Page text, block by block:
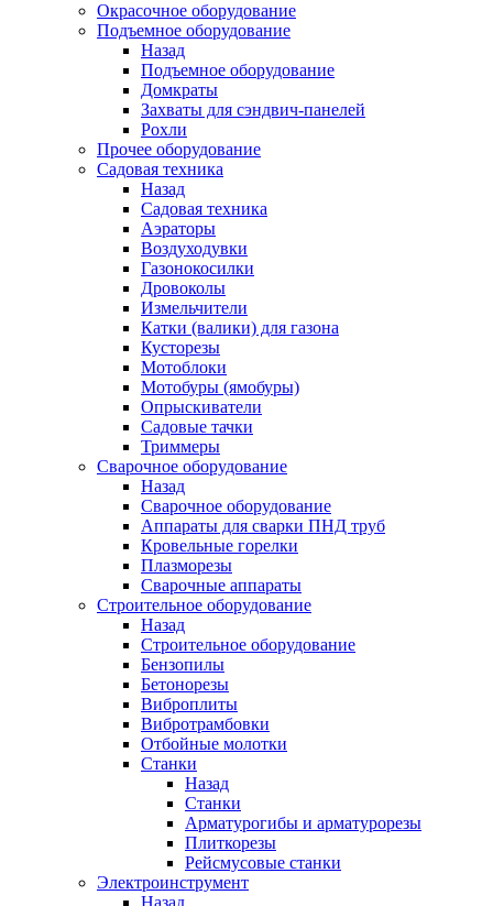
Окрасочное оборудование
Подъемное оборудование
Назад
Подъемное оборудование
Домкраты
Захваты для сэндвич-панелей
Рохли
Прочее оборудование
Садовая техника
Назад
Садовая техника
Аэраторы
Воздуходувки
Газонокосилки
Дровоколы
Измельчители
Катки (валики) для газона
Кусторезы
Мотоблоки
Мотобуры (ямобуры)
Опрыскиватели
Садовые тачки
Триммеры
Сварочное оборудование
Назад
Сварочное оборудование
Аппараты для сварки ПНД труб
Кровельные горелки
Плазморезы
Сварочные аппараты
Строительное оборудование
Назад
Строительное оборудование
Бензопилы
Бетонорезы
Виброплиты
Вибротрамбовки
Отбойные молотки
Станки
Назад
Станки
Арматурогибы и арматурорезы
Плиткорезы
Рейсмусовые станки
Электроинструмент
Назад